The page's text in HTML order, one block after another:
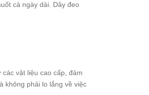
cả ngày dài. Dây đeo
vật liệu cao cấp, đảm
không phải lo lắng về việc